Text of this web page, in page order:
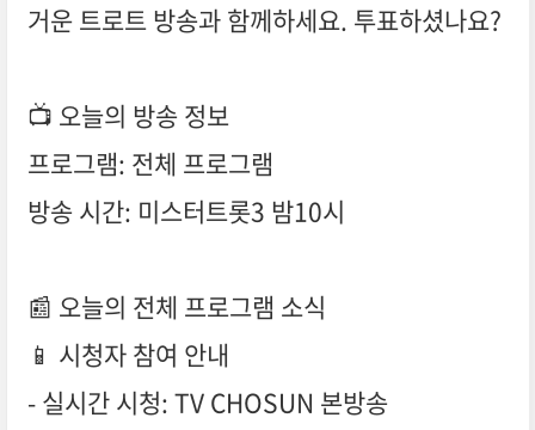
거운 트로트 방송과 함께하세요. 투표하셨나요?
📺 오늘의 방송 정보
프로그램: 전체 프로그램
방송 시간: 미스터트롯3 밤10시
📰 오늘의 전체 프로그램 소식
📱 시청자 참여 안내
- 실시간 시청: TV CHOSUN 본방송